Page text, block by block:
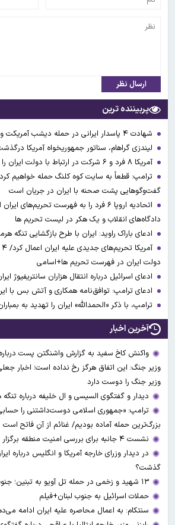
ارسال نظر
پربیننده ترین
شهادت ۴ پاسدار ایرانی در حمله دیشب آمریکت و عربستان به عراق
لیندزی گراهام، سناتور جمهوریخواه آمریکا
آمریکا ۸ فرد و ۶ شرکت در ارتباط با دولت ایران را تحریم کرد
ترامپ: قطعاً به سایت کوه کلنگ حمله خواهیم
گفت‌وگوهایی پشت صحنه با ایران در جریان است
اتحادیه اروپا ۶ فرد را به فهرست تحریم‌های
دادگاه‌های انقلاب و یک هکر در لیست تحریم ها
ادعای باراک راوید: ایران با طرح بازگشایی تنگه
دولت ایران در فهرست تحریم ها+اسامی
ادعای اسرائیل درباره انتقال هزاران سانتریفیوژ
ادعای ترامپ: توافق‌نامه همکاری و آتش بس با
ترامپ، با ذکر «الحمدالله» ایران را تهدید به
آخرین اخبار
واکنش کاخ سفید به گزارش واشنگتن پست
وزیر جنگ: این اتفاق هرگز رخ نداده است؛ اخبار
وزیر جنگ را دوست دارد
دیدار و گفتگوی السیسی و ال خلیفه درباره
ترامپ: «جمهوری اسلامی دوست‌داشتنی را
بزرگ‌ترین حمله آماده بودیم/ غنائم از آنِ فاتح است
نشست ۴ جانبه برای بررسی امنیت منطقه برگزار شد
در دیدار وزرای خارجه آمریکا و انگلیس درباره
گذشت؟
۱۳ شهید و زخمی در حمله تل آویو به تبنین؛ جنوب لبنان گلوله باران شد
حملات اسرائیل به جنوب لبنان+فیلم
سنتکام: به اعمال محاصره علیه ایران ادامه